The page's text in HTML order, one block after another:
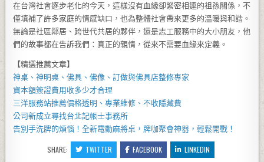
在台灣社會逐步老化的今天，這樣沒有血緣卻緊密相連的祖孫關係，不
僅填補了許多家庭的情感缺口，也為整體社會帶來更多的溫暖與和諧。
無論是社區鄰居、跨世代共居的夥伴，還是志工服務中的大小朋友，他
們的故事都在告訴我們：真正的親情，從來不需要血緣來定義。
【精選推薦文章】
神桌、神明桌 、佛具 、佛像、訂做與佛具店整修專家
資本額簽證費用 收多少才合理
三洋服務站推薦價格透明、專業維修、不收隱藏費
公司新成立尋找台北記帳士事務所
告別手洗牌的煩惱！全新電動麻將桌 ，牌咖聚會神器，輕鬆開戰！
SHARE: TWITTER FACEBOOK LINKEDIN